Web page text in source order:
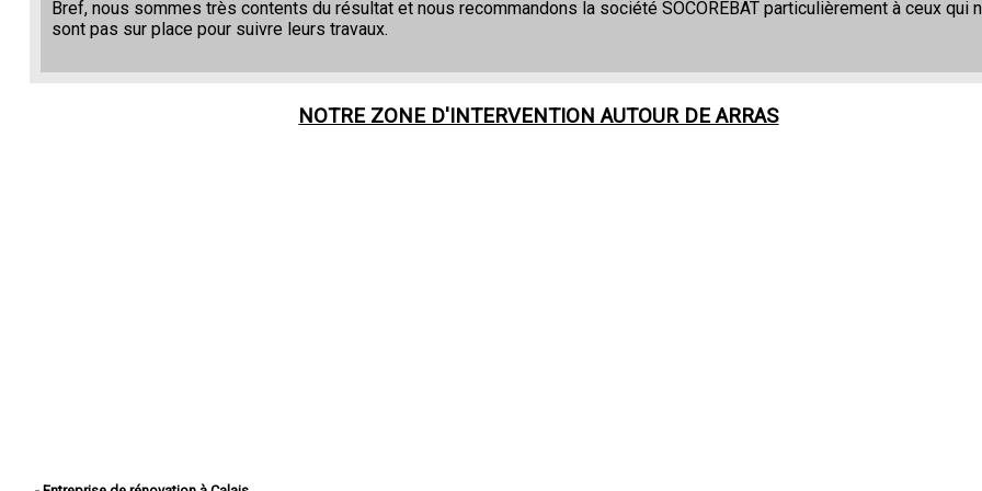
Bref, nous sommes très contents du résultat et nous recommandons la société SOCOREBAT particulièrement à ceux qui
sont pas sur place pour suivre leurs travaux.
NOTRE ZONE D'INTERVENTION AUTOUR DEARRAS